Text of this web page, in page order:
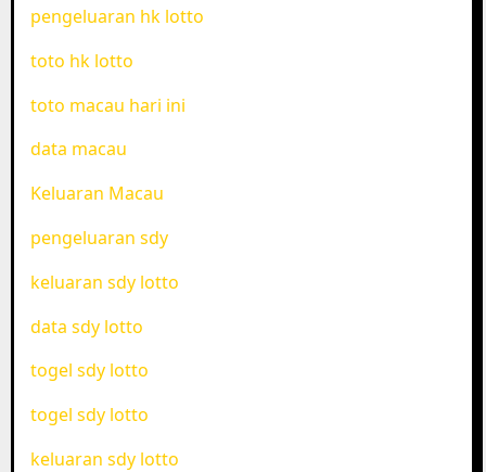
pengeluaran hk lotto
toto hk lotto
toto macau hari ini
data macau
Keluaran Macau
pengeluaran sdy
keluaran sdy lotto
data sdy lotto
togel sdy lotto
togel sdy lotto
keluaran sdy lotto